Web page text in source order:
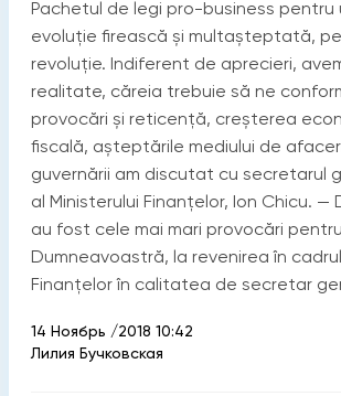
Pachetul de legi pro-business pentru
evoluție firească și multașteptată,
revoluție. Indiferent de aprecieri,
realitate, căreia trebuie să ne
provocări și reticență, creșterea
fiscală, așteptările mediului de
guvernării am discutat cu secretarul
al Ministerului Finanțelor, Ion Chicu. —
au fost cele mai mari provocări pentru
Dumneavoastră, la revenirea în
Finanțelor în calitatea de secretar
14 Ноябрь /2018 10:42
Лилия Бучковская